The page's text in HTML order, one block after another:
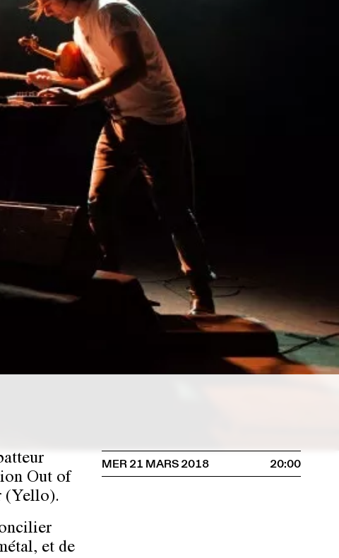
Out of
(Yello).
et de
MER 21 MARS 2018 20:00